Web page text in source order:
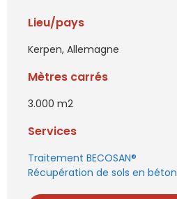
Lieu/pays
Kerpen, Allemagne
Mètres carrés
3.000 m2
Services
Traitement BECOSAN®
Récupération de sols en béton